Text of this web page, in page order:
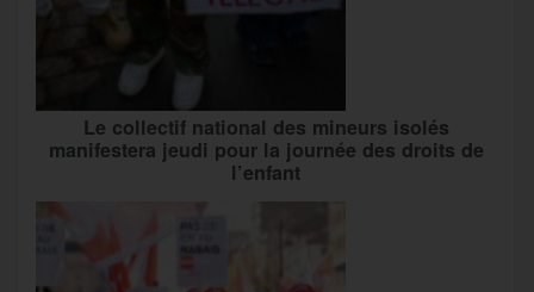
Le collectif national des mineurs isolés
manifestera jeudi pour la journée des droits de
l’enfant